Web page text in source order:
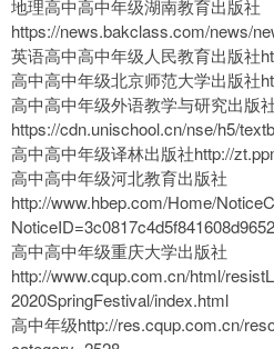
地理高中高中年级湖南教育出版社
https://news.bakclass.com/news/
英语高中高中年级人民教育出版社
高中高中年级北京师范大学出版社
高中高中年级外语教学与研究出版
https://cdn.unischool.cn/nse/h5/
高中高中年级译林出版社http://
高中高中年级河北教育出版社
http://www.hbep.com/Home/
高中高中年级重庆大学出版社
http://www.cqup.com.cn/html/
2020SpringFestival/index.html
高中年级http://res.cqup.com.cn/